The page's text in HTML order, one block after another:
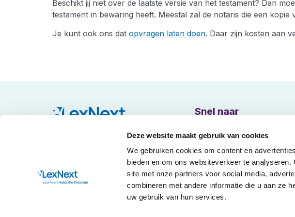
Deze website maakt gebruik van cookies
We gebruiken cookies om content en
bieden en om ons websiteverkeer te
site met onze partners voor social media,
combineren met andere informatie die u aan ze
uw gebruik van hun services.
Beschikt jij niet over de laatste versie van het testament? Dan
testament in bewaring heeft. Meestal zal de notaris die een
Je kunt ook ons dat opvragen laten doen. Daar zijn kosten aan
Snel naar
Over LexNext
Onze Diensten
Samenwerken
Contact
Veelgestelde Vragen